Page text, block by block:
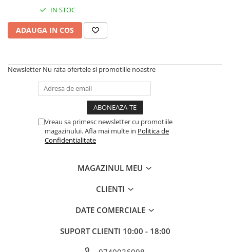
Microfoane pt Camere Video
Microfoane pt instalatii si
conferinta
Microfoane stereo
Microfoane wireless si sisteme
Studio si inregistrari
Accesorii de microfoane
Accesorii de rack
Controllere MIDI - USB DAW
IN STOC
ADAUGA IN COS
Newsletter Nu rata ofertele si promotiile noastre
Vreau sa primesc newsletter cu promotiile
magazinului. Afla mai multe in Politica de
Confidentialitate
MAGAZINUL MEU
CLIENTI
DATE COMERCIALE
SUPORT CLIENTI 10:00 - 18:00